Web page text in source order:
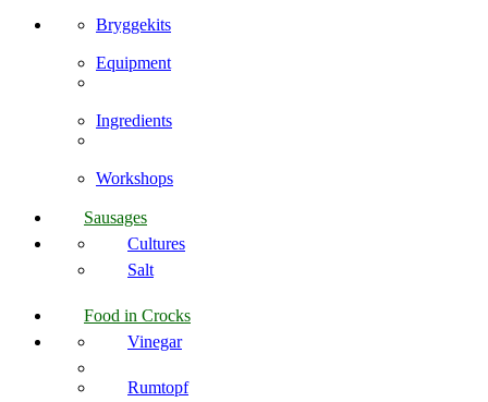
Bryggekits
Equipment
Ingredients
Workshops
Sausages
Cultures
Salt
Food in Crocks
Vinegar
Rumtopf